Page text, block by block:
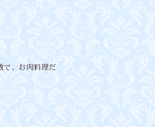
で、お肉料理だ